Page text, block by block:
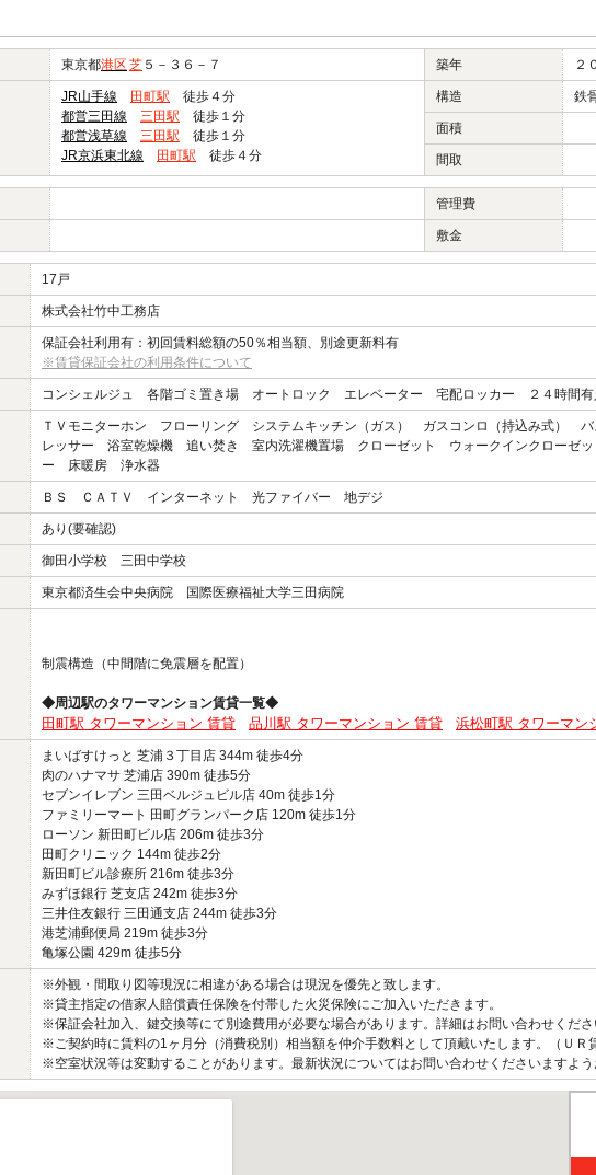
東京都港区 芝 ５－３６－７ 築年 ２
JR山手線 田町駅 徒歩４分
都営三田線
三田駅 徒歩１分
都営浅草線
三田駅 徒歩１分
JR京浜東北線
田町駅 徒歩４分
構造 鉄
面積
間取
管理費
敷金
17戸
株式会社竹中工務店
保証会社利用有：初回賃料総額の50％相当額、別途更新料有
※賃貸保証会社の利用条件について
コンシェルジュ 各階ゴミ置き場 オートロック エレベーター 宅配ロッカー ２４時間
ＴＶモニターホン フローリング システムキッチン（ガス） ガスコンロ（持込み式）
レッサー 浴室乾燥機 追い焚き 室内洗濯機置場 クローゼット ウォークインクローゼ
ー 床暖房 浄水器
ＢＳ ＣＡＴＶ インターネット 光ファイバー 地デジ
あり(要確認)
御田小学校 三田中学校
東京都済生会中央病院 国際医療福祉大学三田病院
制震構造（中間階に免震層を配置）
◆周辺駅のタワーマンション賃貸一覧◆
田町駅 タワーマンション 賃貸 品川駅 タワーマンション 賃貸 浜松町駅 タワーマン
まいばすけっと 芝浦３丁目店 344m 徒歩4分
肉のハナマサ 芝浦店 390m 徒歩5分
セブンイレブン 三田ベルジュビル店 40m 徒歩1分
ファミリーマート 田町グランパーク店 120m 徒歩1分
ローソン 新田町ビル店 206m 徒歩3分
田町クリニック 144m 徒歩2分
新田町ビル診療所 216m 徒歩3分
みずほ銀行 芝支店 242m 徒歩3分
三井住友銀行 三田通支店 244m 徒歩3分
港芝浦郵便局 219m 徒歩3分
亀塚公園 429m 徒歩5分
※外観・間取り図等現況に相違がある場合は現況を優先と致します。
※貸主指定の借家人賠償責任保険を付帯した火災保険にご加入いただきます。
※保証会社加入、鍵交換等にて別途費用が必要な場合があります。詳細はお問い合わせくださ
※ご契約時に賃料の1ヶ月分（消費税別）相当額を仲介手数料として頂戴いたします。（ＵＲ
※空室状況等は変動することがあります。最新状況についてはお問い合わせくださいますよう